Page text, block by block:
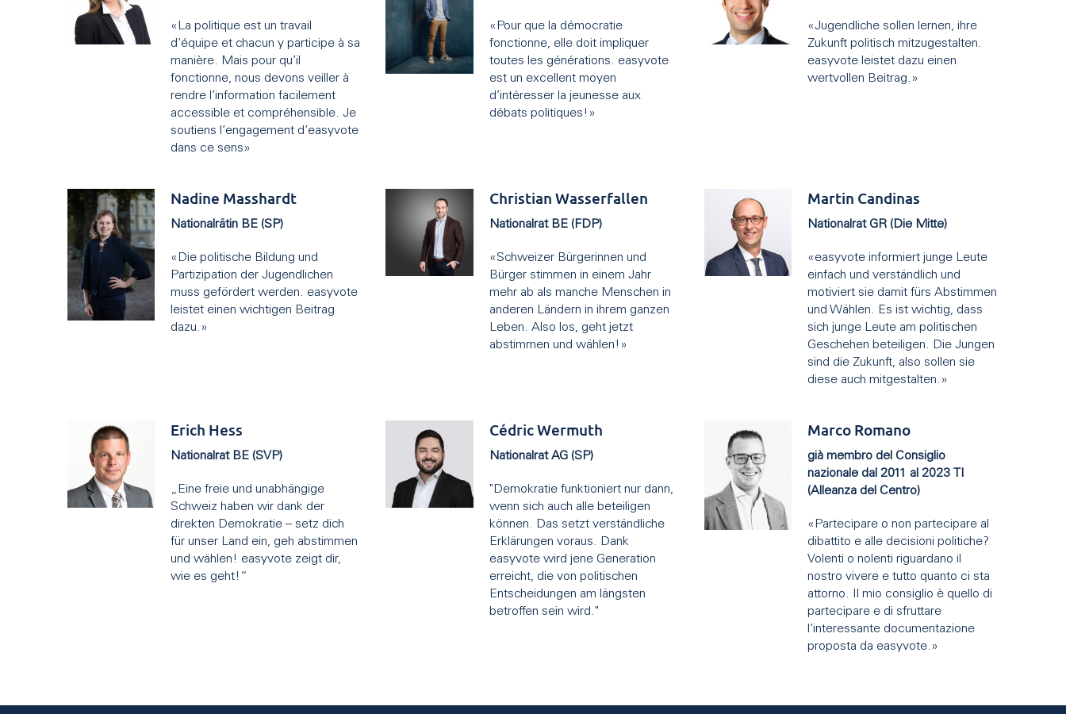
«La politique est un travail
d’équipe et chacun y participe à sa
manière. Mais pour qu’il
fonctionne, nous devons veiller à
rendre l’information facilement
accessible et compréhensible. Je
soutiens l’engagement d’easyvote
dans ce sens»
«Pour que la démocratie
fonctionne, elle doit impliquer
toutes les générations. easyvote
est un excellent moyen
d’intéresser la jeunesse aux
débats politiques!»
«Jugendliche sollen lernen, ihre
Zukunft politisch mitzugestalten.
easyvote leistet dazu einen
wertvollen Beitrag.»
Nadine Masshardt
Nationalrätin BE (SP)
«Die politische Bildung und
Partizipation der Jugendlichen
muss gefördert werden. easyvote
leistet einen wichtigen Beitrag
dazu.»
Christian Wasserfallen
Nationalrat BE (FDP)
«Schweizer Bürgerinnen und
Bürger stimmen in einem Jahr
mehr ab als manche Menschen in
anderen Ländern in ihrem ganzen
Leben. Also los, geht jetzt
abstimmen und wählen!»
Martin Candinas
Nationalrat GR (Die Mitte)
«easyvote informiert junge Leute
einfach und verständlich und
motiviert sie damit fürs Abstimmen
und Wählen. Es ist wichtig, dass
sich junge Leute am politischen
Geschehen beteiligen. Die Jungen
sind die Zukunft, also sollen sie
diese auch mitgestalten.»
Erich Hess
Nationalrat BE (SVP)
„Eine freie und unabhängige
Schweiz haben wir dank der
direkten Demokratie – setz dich
für unser Land ein, geh abstimmen
und wählen! easyvote zeigt dir,
wie es geht!“
Cédric Wermuth
Nationalrat AG (SP)
"Demokratie funktioniert nur dann,
wenn sich auch alle beteiligen
können. Das setzt verständliche
Erklärungen voraus. Dank
easyvote wird jene Generation
erreicht, die von politischen
Entscheidungen am längsten
betroffen sein wird."
Marco Romano
già membro del Consiglio
nazionale dal 2011 al 2023 TI
(Alleanza del Centro)
«Partecipare o non partecipare al
dibattito e alle decisioni politiche?
Volenti o nolenti riguardano il
nostro vivere e tutto quanto ci sta
attorno. Il mio consiglio è quello di
partecipare e di sfruttare
l’interessante documentazione
proposta da easyvote.»